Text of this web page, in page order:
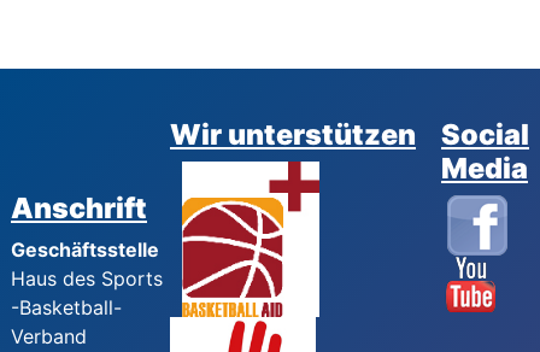
Anschrift
Geschäftsstelle
Haus des Sports
-Basketball-
Verband
Wir unterstützen
Social
Media